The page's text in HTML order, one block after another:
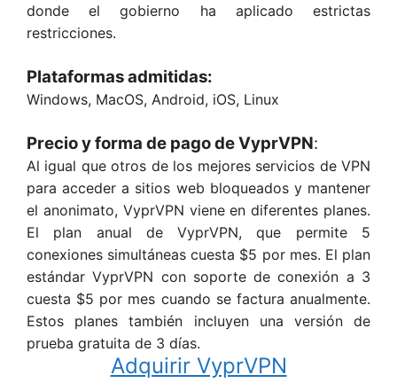
donde el gobierno ha aplicado estrictas
restricciones.
Plataformas admitidas:
Windows, MacOS, Android, iOS, Linux
Precio y forma de pago de VyprVPN:
Al igual que otros de los mejores servicios de VPN
para acceder a sitios web bloqueados y mantener
el anonimato, VyprVPN viene en diferentes planes.
El plan anual de VyprVPN, que permite 5
conexiones simultáneas cuesta $5 por mes. El plan
estándar VyprVPN con soporte de conexión a 3
cuesta $5 por mes cuando se factura anualmente.
Estos planes también incluyen una versión de
prueba gratuita de 3 días.
Adquirir VyprVPN